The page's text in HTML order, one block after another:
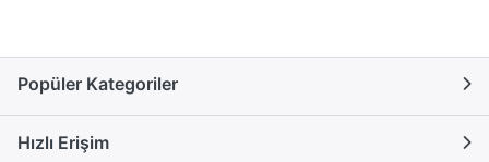
Popüler Kategoriler
Hızlı Erişim